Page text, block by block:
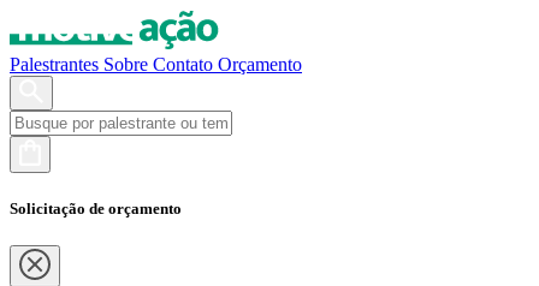
Palestrantes Sobre Contato Orçamento
Solicitação de orçamento